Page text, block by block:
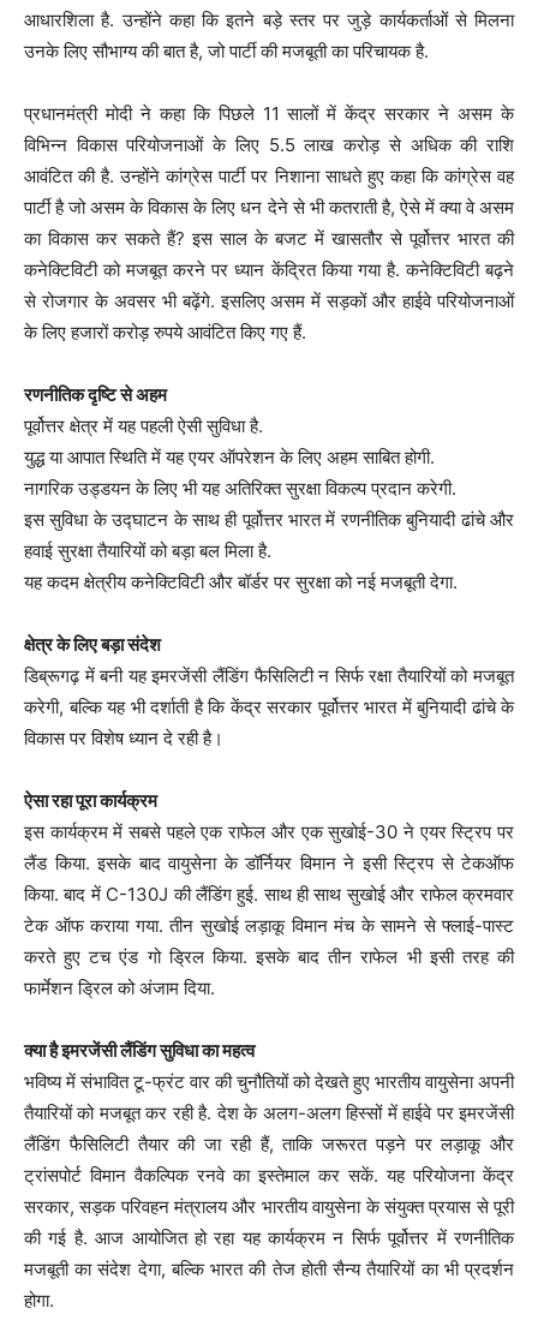
आधारशिला है. उन्होंने कहा कि इतने बड़े स्तर पर जुड़े कार्यकर्ताओं से मिलना
उनके लिए सौभाग्य की बात है, जो पार्टी की मजबूती का परिचायक है.
प्रधानमंत्री मोदी ने कहा कि पिछले 11 सालों में केंद्र सरकार ने असम के
विभिन्न विकास परियोजनाओं के लिए 5.5 लाख करोड़ से अधिक की राशि
आवंटित की है. उन्होंने कांग्रेस पार्टी पर निशाना साधते हुए कहा कि कांग्रेस वह
पार्टी है जो असम के विकास के लिए धन देने से भी कतराती है, ऐसे में क्या वे असम
का विकास कर सकते हैं? इस साल के बजट में खासतौर से पूर्वोत्तर भारत की
कनेक्टिविटी को मजबूत करने पर ध्यान केंद्रित किया गया है. कनेक्टिविटी बढ़ने
से रोजगार के अवसर भी बढ़ेंगे. इसलिए असम में सड़कों और हाईवे परियोजनाओं
के लिए हजारों करोड़ रुपये आवंटित किए गए हैं.
रणनीतिक दृष्टि से अहम
पूर्वोत्तर क्षेत्र में यह पहली ऐसी सुविधा है.
युद्ध या आपात स्थिति में यह एयर ऑपरेशन के लिए अहम साबित होगी.
नागरिक उड्डयन के लिए भी यह अतिरिक्त सुरक्षा विकल्प प्रदान करेगी.
इस सुविधा के उद्घाटन के साथ ही पूर्वोत्तर भारत में रणनीतिक बुनियादी ढांचे और
हवाई सुरक्षा तैयारियों को बड़ा बल मिला है.
यह कदम क्षेत्रीय कनेक्टिविटी और बॉर्डर पर सुरक्षा को नई मजबूती देगा.
क्षेत्र के लिए बड़ा संदेश
डिब्रूगढ़ में बनी यह इमरजेंसी लैंडिंग फैसिलिटी न सिर्फ रक्षा तैयारियों को मजबूत
करेगी, बल्कि यह भी दर्शाती है कि केंद्र सरकार पूर्वोत्तर भारत में बुनियादी ढांचे के
विकास पर विशेष ध्यान दे रही है।
ऐसा रहा पूरा कार्यक्रम
इस कार्यक्रम में सबसे पहले एक राफेल और एक सुखोई-30 ने एयर स्ट्रिप पर
लैंड किया. इसके बाद वायुसेना के डॉर्नियर विमान ने इसी स्ट्रिप से टेकऑफ
किया. बाद में C-130J की लैंडिंग हुई. साथ ही साथ सुखोई और राफेल क्रमवार
टेक ऑफ कराया गया. तीन सुखोई लड़ाकू विमान मंच के सामने से फ्लाई-पास्ट
करते हुए टच एंड गो ड्रिल किया. इसके बाद तीन राफेल भी इसी तरह की
फार्मेशन ड्रिल को अंजाम दिया.
क्या है इमरजेंसी लैंडिंग सुविधा का महत्व
भविष्य में संभावित टू-फ्रंट वार की चुनौतियों को देखते हुए भारतीय वायुसेना अपनी
तैयारियों को मजबूत कर रही है. देश के अलग-अलग हिस्सों में हाईवे पर इमरजेंसी
लैंडिंग फैसिलिटी तैयार की जा रही हैं, ताकि जरूरत पड़ने पर लड़ाकू और
ट्रांसपोर्ट विमान वैकल्पिक रनवे का इस्तेमाल कर सकें. यह परियोजना केंद्र
सरकार, सड़क परिवहन मंत्रालय और भारतीय वायुसेना के संयुक्त प्रयास से पूरी
की गई है. आज आयोजित हो रहा यह कार्यक्रम न सिर्फ पूर्वोत्तर में रणनीतिक
मजबूती का संदेश देगा, बल्कि भारत की तेज होती सैन्य तैयारियों का भी प्रदर्शन
होगा.